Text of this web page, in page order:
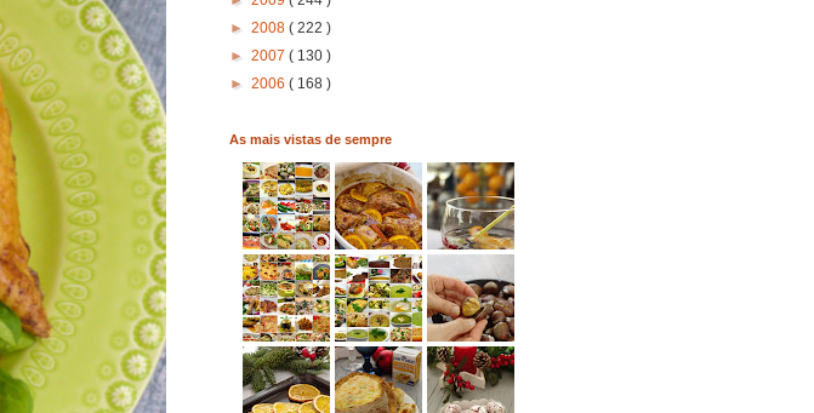
► 2008 ( 222 )
► 2007 ( 130 )
► 2006 ( 168 )
As mais vistas de sempre